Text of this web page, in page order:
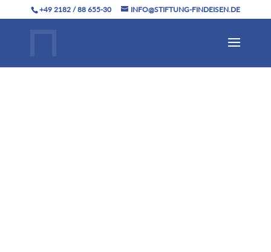
+49 2182 / 88 655-30 INFO@STIFTUNG-FINDEISEN.DE